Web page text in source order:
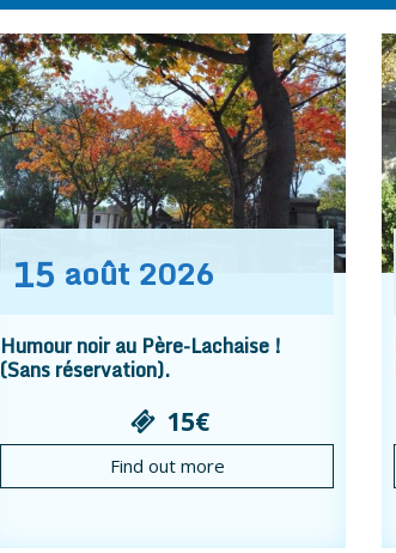
15 août 2026
Humour noir au Père-Lachaise !
(Sans réservation).
15€
Find out more